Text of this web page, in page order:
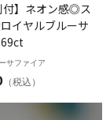
付】ネオン感◎ス
イヤルブルーサ
サファイア
（税込）